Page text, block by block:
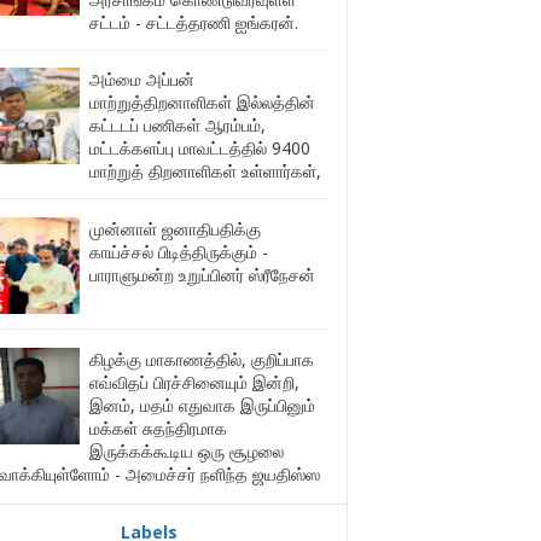
சட்டம் - சட்டத்தரணி ஐங்கரன்.
அம்மை அப்பன்
மாற்றுத்திறனாளிகள் இல்லத்தின்
கட்டடப் பணிகள் ஆரம்பம்,
மட்டக்களப்பு மாவட்டத்தில் 9400
மாற்றுத் திறனாளிகள் உள்ளார்கள்,
முன்னாள் ஜனாதிபதிக்கு
காய்ச்சல் பிடித்திருக்கும் -
பாராளுமன்ற உறுப்பினர் ஸ்ரீநேசன்
கிழக்கு மாகாணத்தில், குறிப்பாக
எவ்விதப் பிரச்சினையும் இன்றி,
இனம், மதம் எதுவாக இருப்பினும்
மக்கள் சுதந்திரமாக
இருக்கக்கூடிய ஒரு சூழலை
- அமைச்சர் நளிந்த ஜயதிஸ்ஸ
Labels